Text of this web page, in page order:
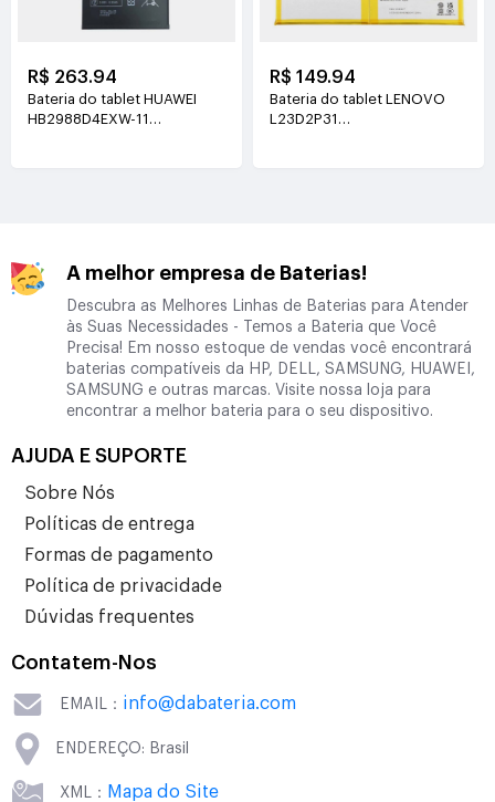
R$ 263.94
Bateria do tablet HUAWEI
HB2988D4EXW-11
R$ 149.94
Bateria do tablet LENOVO
L23D2P31
A melhor empresa de Baterias!
Descubra as Melhores Linhas de Baterias para Atender
às Suas Necessidades - Temos a Bateria que Você
Precisa! Em nosso estoque de vendas você encontrará
baterias compatíveis da HP, DELL, SAMSUNG, HUAWEI,
SAMSUNG e outras marcas. Visite nossa loja para
encontrar a melhor bateria para o seu dispositivo.
AJUDA E SUPORTE
Sobre Nós
Políticas de entrega
Formas de pagamento
Política de privacidade
Dúvidas frequentes
Contatem-Nos
EMAIL： info@dabateria.com
ENDEREÇO: Brasil
XML： Mapa do Site